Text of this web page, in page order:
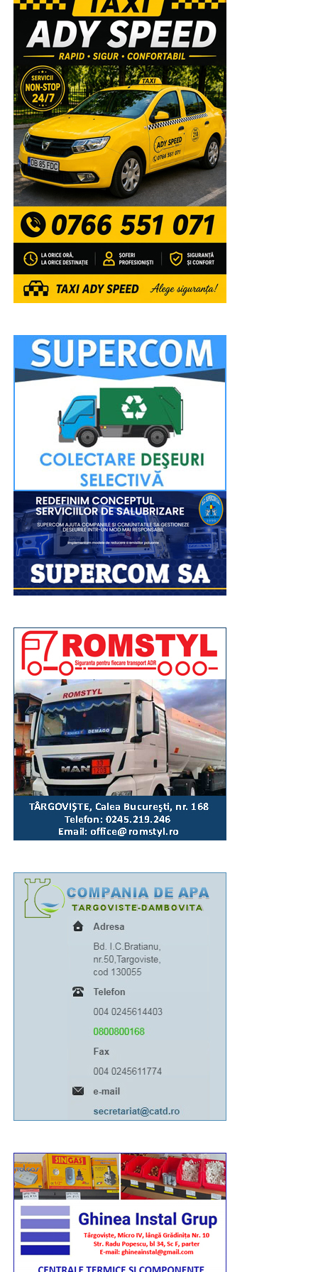
Mai multe video pe pagina de Facebook
Urmărește Incomod Media și pe Google News
RECLAMA
Urmărește Incomod Media și pe Google News
RECLAMA